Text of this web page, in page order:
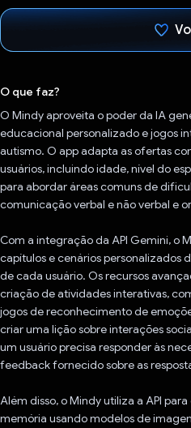
O que faz?
O Mindy aproveita o poder da IA
educacional personalizado e jogos
autismo. O app adapta as ofertas
usuários, incluindo idade, nível do
para abordar áreas comuns de
comunicação verbal e não verbal e
Com a integração da API Gemini, o
capítulos e cenários personalizados
de cada usuário. Os recursos
criação de atividades interativas,
jogos de reconhecimento de
criar uma lição sobre interações
um usuário precisa responder às
feedback fornecido sobre as
Além disso, o Mindy utiliza a API
memória usando modelos de